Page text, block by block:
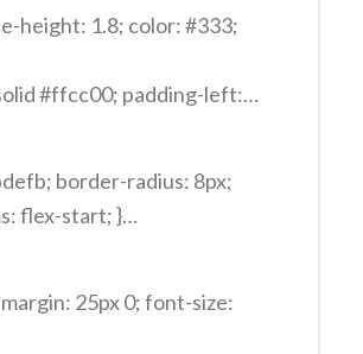
height: 1.8; color: #333;
#ffcc00; padding-left:
weight: 700; }
border-radius: 8px;
flex-start; }
border-radius: 8px;
25px 0; font-size: